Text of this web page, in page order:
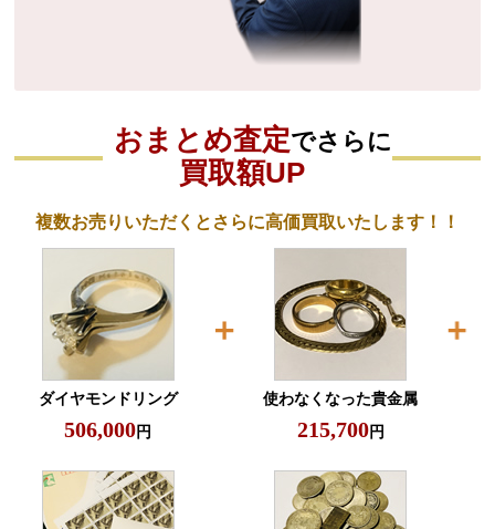
おまとめ査定でさらに
買取額UP
複数お売りいただくとさらに高価買取いたします！！
ダイヤモンドリング
506,000円
使わなくなった貴金属
215,700円